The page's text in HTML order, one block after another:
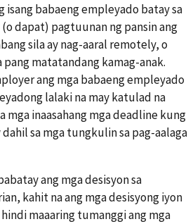
babaeng empleyado batay sa
dapat) pagtuunan ng pansin ang
sila ay nag-aaral remotely, o
pang matatandang kamag-anak.
ang mga babaeng empleyado
lalaki na may katulad na
mga inaasahang mga deadline kung
sa mga tungkulin sa pag-aalaga
ang mga desisyon sa
kahit na ang mga desisyong iyon
maaaring tumanggi ang mga